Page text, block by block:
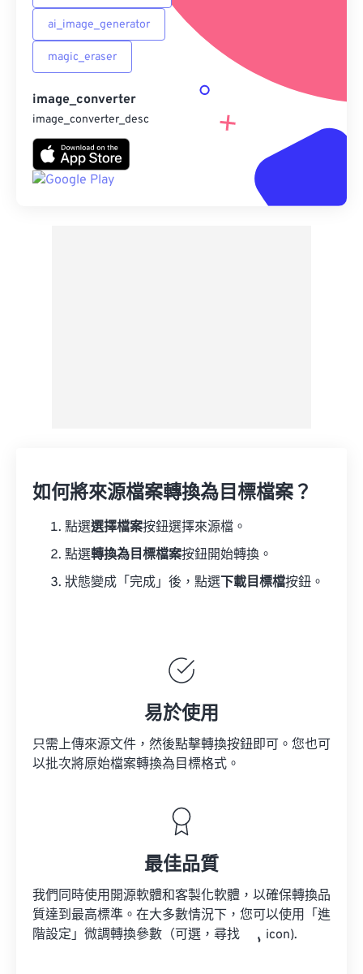
ai_image_generator
magic_eraser
image_converter
image_converter_desc
如何將來源檔案轉換為目標檔案？
點選選擇檔案按鈕選擇來源檔。
點選轉換為目標檔案按鈕開始轉換。
狀態變成「完成」後，點選 下載目標檔按鈕。
易於使用
只需上傳來源文件，然後點擊轉換按鈕即可。您也可
以批次將原始檔案轉換為目標格式。
最佳品質
我們同時使用開源軟體和客製化軟體，以確保轉換品
質達到最高標準。在大多數情況下，您可以使用「進
階設定」微調轉換參數（可選，尋找
icon).